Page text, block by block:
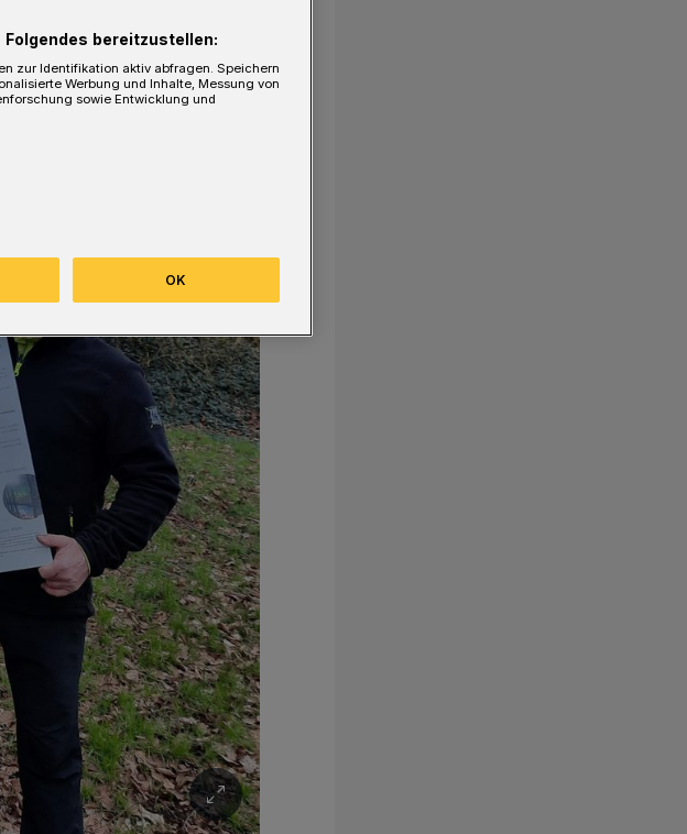
bereitzustellen:
zur Identifikation aktiv abfragen. Speichern
Werbung und Inhalte, Messung von
sowie Entwicklung und
OK